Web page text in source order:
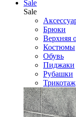
Sale
Sale
Брюки
Верхняя
Костюмы
Обувь
Пиджаки
Рубашки
Трикотаж